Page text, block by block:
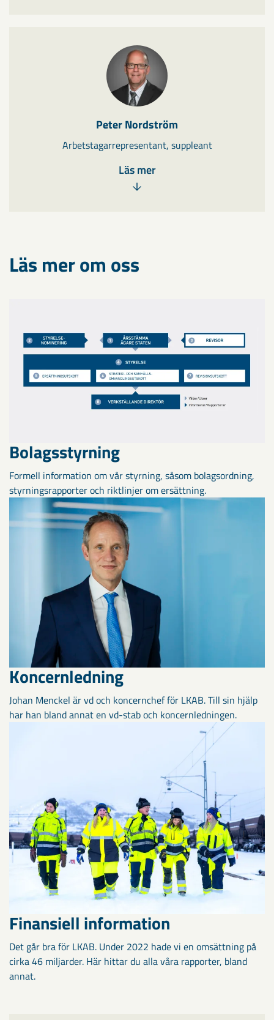
Peter Nordström
Arbetstagarrepresentant, suppleant
Läs mer
Läs mer om oss
Bolagsstyrning
Formell information om vår styrning, såsom bolagsordning,
styrningsrapporter och riktlinjer om ersättning.
Koncernledning
Johan Menckel är vd och koncernchef för LKAB. Till sin hjälp
har han bland annat en vd-stab och koncernledningen.
Finansiell information
Det går bra för LKAB. Under 2022 hade vi en omsättning på
cirka 46 miljarder. Här hittar du alla våra rapporter, bland
annat.